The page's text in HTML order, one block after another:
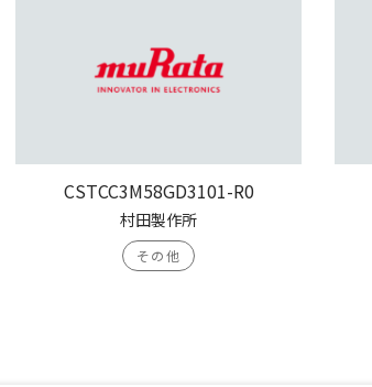
CSTCC3M58GD3101-R0
村田製作所
その他